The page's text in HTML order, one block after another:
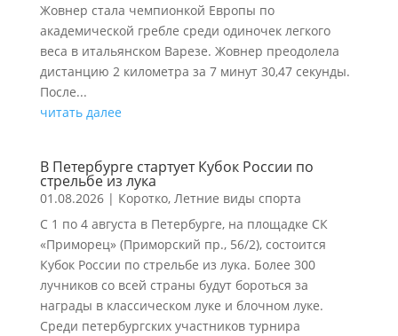
Жовнер стала чемпионкой Европы по
академической гребле среди одиночек легкого
веса в итальянском Варезе. Жовнер преодолела
дистанцию 2 километра за 7 минут 30,47 секунды.
После...
читать далее
В Петербурге стартует Кубок России по
стрельбе из лука
01.08.2026| Коротко, Летние виды спорта
С 1 по 4 августа в Петербурге, на площадке СК
«Приморец» (Приморский пр., 56/2), состоится
Кубок России по стрельбе из лука. Более 300
лучников со всей страны будут бороться за
награды в классическом луке и блочном луке.
Среди петербургских участников турнира